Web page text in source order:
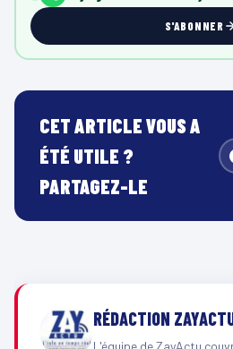
S'ABONNER
CET ARTICLE VOUS A
ÉTÉ UTILE ?
PARTAGEZ-LE
RÉDACTION